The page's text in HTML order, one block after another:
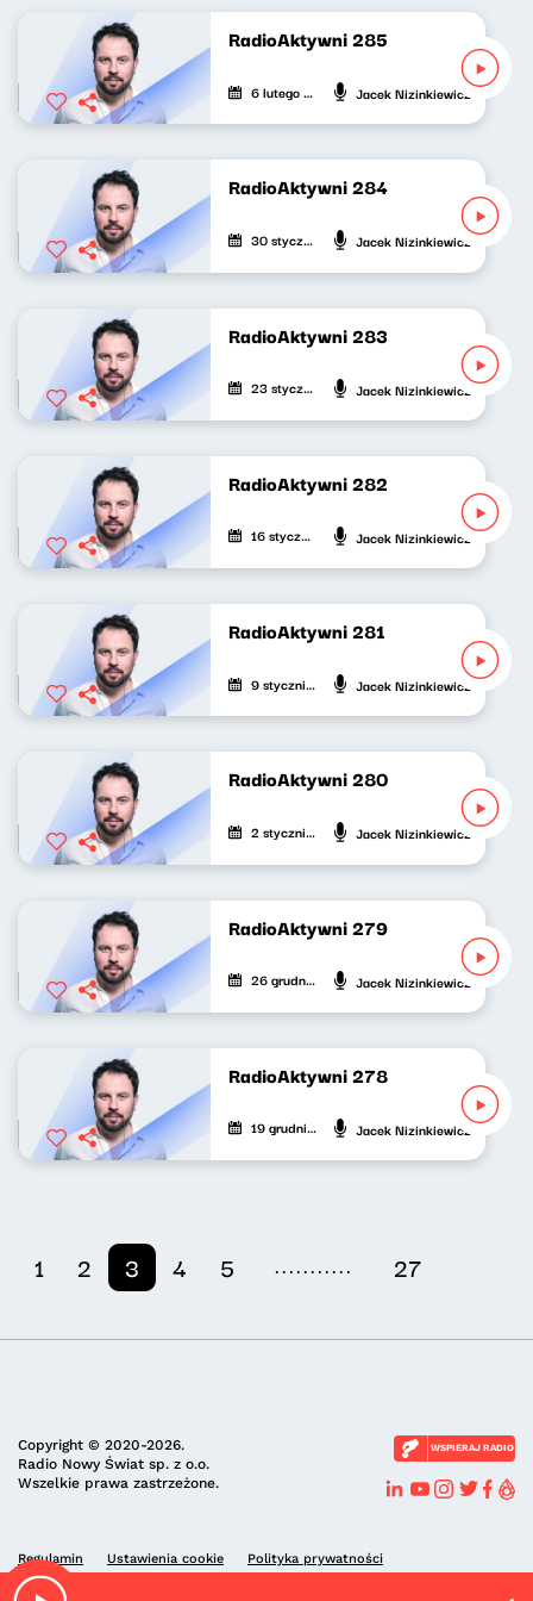
RadioAktywni 285
6 lutego 2026 Jacek Nizinkiewicz
RadioAktywni 284
30 stycznia 2026 Jacek Nizinkiewicz
RadioAktywni 283
23 stycznia 2026 Jacek Nizinkiewicz
RadioAktywni 282
16 stycznia 2026 Jacek Nizinkiewicz
RadioAktywni 281
9 stycznia 2026 Jacek Nizinkiewicz
RadioAktywni 280
2 stycznia 2026 Jacek Nizinkiewicz
RadioAktywni 279
26 grudnia 2025 Jacek Nizinkiewicz
RadioAktywni 278
19 grudnia 2025 Jacek Nizinkiewicz
1 2 3 4 5 ........... 27
Copyright © 2020-2026.
Radio Nowy Świat sp. z o.o.
Wszelkie prawa zastrzeżone.
WSPIERAJ RADIO
Regulamin Ustawienia cookie Polityka prywatności